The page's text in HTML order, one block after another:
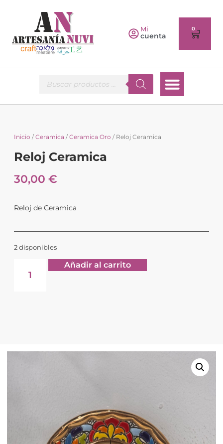
Mi
cuenta
0
Inicio /Ceramica /Ceramica Oro / Reloj Ceramica
Reloj Ceramica
30,00 €
Reloj de Ceramica
2 disponibles
Añadir al carrito